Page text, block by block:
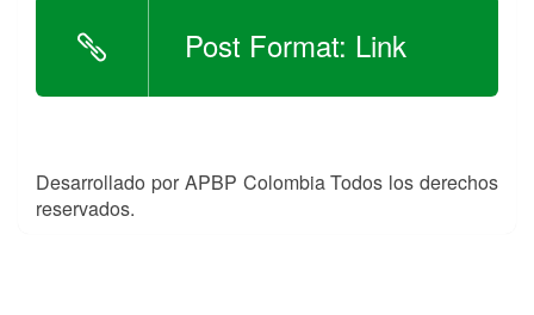
Post Format: Link
Desarrollado por APBP Colombia Todos los derechos
reservados.